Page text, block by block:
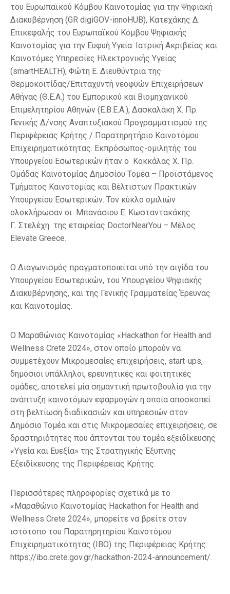
του Ευρωπαϊκού Κόμβου Καινοτομίας για την Ψηφιακή
Διακυβέρνηση (GR digiGOV-innoHUB), Κατεχάκης Δ.
Επικεφαλής του Ευρωπαϊκού Κόμβου Ψηφιακής
Καινοτομίας για την Ευφυή Υγεία: Ιατρική Ακριβείας και
Καινοτόμες Υπηρεσίες Ηλεκτρονικής Υγείας
(smartHEALTH), Φώτη Ε. Διευθύντρια της
Θερμοκοιτίδας/Επιταχυντή νεοφυών Επιχειρήσεων
Αθήνας (Θ.Ε.Α.) του Εμπορικού και Βιομηχανικού
Επιμελητηρίου Αθηνών (Ε.Β.Ε.Α.), Δασκαλάκη Χ. Πρ.
Γενικής Δ/νσης Αναπτυξιακού Προγραμματισμού της
Περιφέρειας Κρήτης / Παρατηρητήριο Καινοτόμου
Επιχειρηματικότητας. Εκπρόσωπος-ομιλητής του
Υπουργείου Εσωτερικών ήταν ο Κοκκάλας Χ. Πρ.
Ομάδας Καινοτομίας Δημοσίου Τομέα – Προϊστάμενος
Τμήματος Καινοτομίας και Βέλτιστων Πρακτικών
Υπουργείου Εσωτερικών. Τον κύκλο ομιλιών
ολοκλήρωσαν οι Μπανάσιου Ε. Κωσταντακάκης
Γ. Στελέχη της εταιρείας DoctorNearYou – Μέλος
Elevate Greece.
Ο Διαγωνισμός πραγματοποιείται υπό την αιγίδα του
Υπουργείου Εσωτερικών, του Υπουργείου Ψηφιακής
Διακυβέρνησης, και της Γενικής Γραμματείας Έρευνας
και Καινοτομίας.
Ο Μαραθώνιος Καινοτομίας «Hackathon for Health and
Wellness Crete 2024», στον οποίο μπορούν να
συμμετέχουν Μικρομεσαίες επιχειρήσεις, start-ups,
δημόσιοι υπάλληλοι, ερευνητικές και φοιτητικές
ομάδες, αποτελεί μία σημαντική πρωτοβουλία για την
ανάπτυξη καινοτόμων εφαρμογών η οποία αποσκοπεί
στη βελτίωση διαδικασιών και υπηρεσιών στον
Δημόσιο Τομέα και στις Μικρομεσαίες επιχειρήσεις, σε
δραστηριότητες που άπτονται του τομέα εξειδίκευσης
«Υγεία και Ευεξία» της Στρατηγικής Έξυπνης
Εξειδίκευσης της Περιφέρειας Κρήτης.
Περισσότερες πληροφορίες σχετικά με το
«Μαραθώνιο Καινοτομίας Hackathon for Health and
Wellness Crete 2024», μπορείτε να βρείτε στον
ιστότοπο του Παρατηρητηρίου Καινοτόμου
Επιχειρηματικότητας (ΙΒΟ) της Περιφέρειας Κρήτης:
https://ibo.crete.gov.gr/hackathon-2024-announcement/.